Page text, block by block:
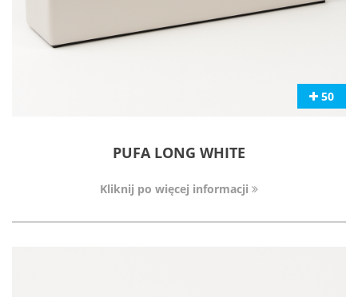
50
PUFA LONG WHITE
Kliknij po więcej informacji